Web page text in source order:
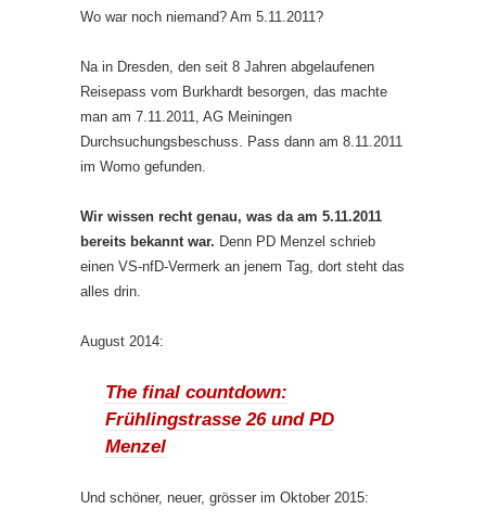
Wo war noch niemand? Am 5.11.2011?
Na in Dresden, den seit 8 Jahren abgelaufenen
Reisepass vom Burkhardt besorgen, das machte
man am 7.11.2011, AG Meiningen
Durchsuchungsbeschuss. Pass dann am 8.11.2011
im Womo gefunden.
Wir wissen recht genau, was da am 5.11.2011
bereits bekannt war. Denn PD Menzel schrieb
einen VS-nfD-Vermerk an jenem Tag, dort steht das
alles drin.
August 2014:
The final countdown:
Frühlingstrasse 26 und PD
Menzel
Und schöner, neuer, grösser im Oktober 2015: